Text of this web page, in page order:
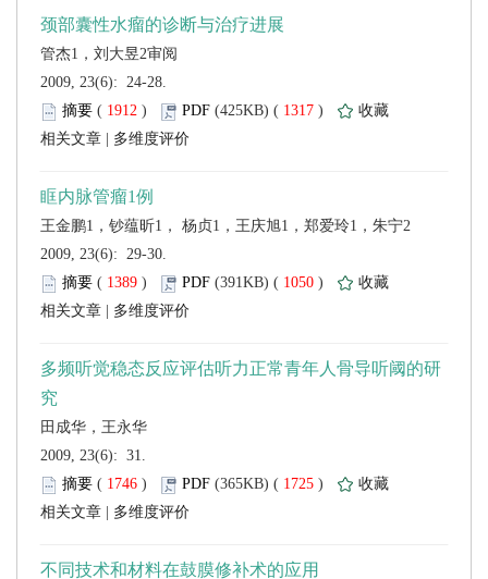
2009, 23(6): 24-28.
(
) 1317 )
2009, 23(6): 29-30.
(
) 1050 )
2009, 23(6): 31.
(
) 1725 )